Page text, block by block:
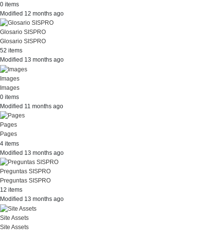
0 items
Modified 12 months ago
Glosario SISPRO
Glosario SISPRO
52 items
Modified 13 months ago
Images
Images
0 items
Modified 11 months ago
Pages
Pages
4 items
Modified 13 months ago
Preguntas SISPRO
Preguntas SISPRO
12 items
Modified 13 months ago
Site Assets
Site Assets